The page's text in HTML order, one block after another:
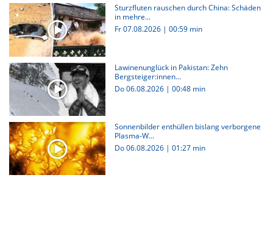
Sturzfluten rauschen durch China: Schäden
in mehre...
Fr 07.08.2026 | 00:59 min
Lawinenunglück in Pakistan: Zehn
Bergsteiger:innen...
Do 06.08.2026 | 00:48 min
Sonnenbilder enthüllen bislang verborgene
Plasma-W...
Do 06.08.2026 | 01:27 min